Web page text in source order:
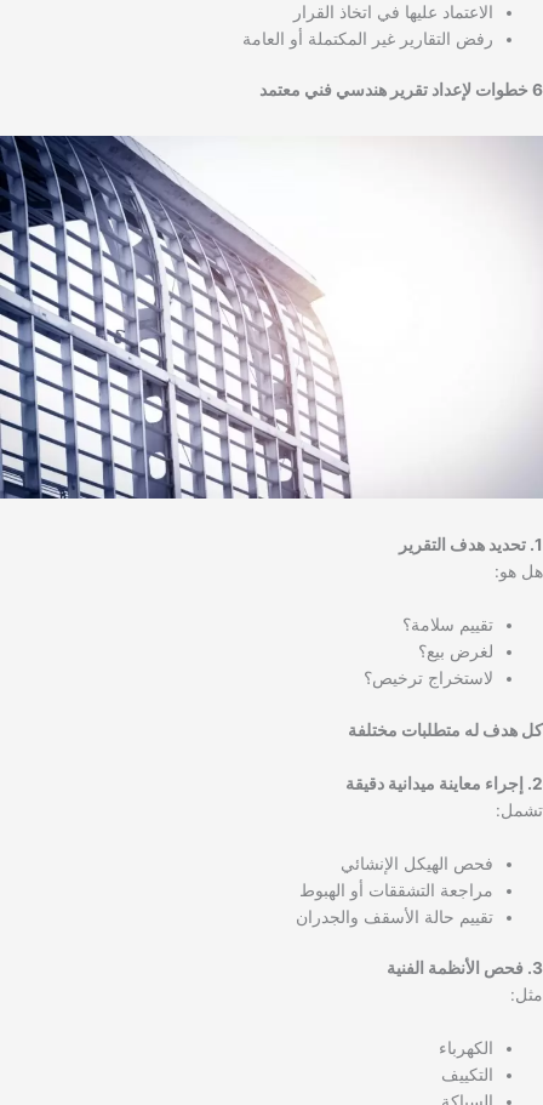
الاعتماد عليها في اتخاذ القرار
رفض التقارير غير المكتملة أو العامة
6 خطوات لإعداد تقرير هندسي فني معتمد
1. تحديد هدف التقرير
هل هو:
تقييم سلامة؟
لغرض بيع؟
لاستخراج ترخيص؟
كل هدف له متطلبات مختلفة
2. إجراء معاينة ميدانية دقيقة
تشمل:
فحص الهيكل الإنشائي
مراجعة التشققات أو الهبوط
تقييم حالة الأسقف والجدران
3. فحص الأنظمة الفنية
مثل:
الكهرباء
التكييف